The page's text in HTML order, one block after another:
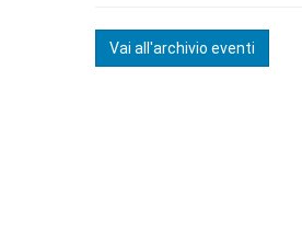
Vai all'archivio eventi